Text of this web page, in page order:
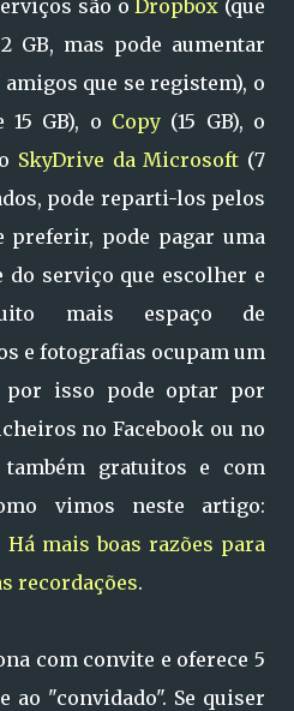
são oDropbox (que
GB, mas pode aumentar
que se registem), o
15 GB), o Copy (15 GB), o
SkyDrive da Microsoft (7
pode reparti-los pelos
preferir, pode pagar uma
do serviço que escolher e
mais espaço de
e fotografias ocupam um
por isso pode optar por
no Facebook ou no
também gratuitos e com
vimos neste artigo:
mais boas razões para
recordações.
com convite e oferece 5
ao "convidado". Se quiser